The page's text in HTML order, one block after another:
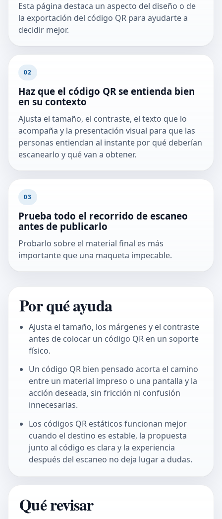
Esta página destaca un aspecto del diseño o de
la exportación del código QR para ayudarte a
decidir mejor.
02
Haz que el código QR se entienda bien
en su contexto
Ajusta el tamaño, el contraste, el texto que lo
acompaña y la presentación visual para que las
personas entiendan al instante por qué deberían
escanearlo y qué van a obtener.
03
Prueba todo el recorrido de escaneo
antes de publicarlo
Probarlo sobre el material final es más
importante que una maqueta impecable.
Por qué ayuda
Ajusta el tamaño, los márgenes y el contraste
antes de colocar un código QR en un soporte
físico.
Un código QR bien pensado acorta el camino
entre un material impreso o una pantalla y la
acción deseada, sin fricción ni confusión
innecesarias.
Los códigos QR estáticos funcionan mejor
cuando el destino es estable, la propuesta
junto al código es clara y la experiencia
después del escaneo no deja lugar a dudas.
Qué revisar